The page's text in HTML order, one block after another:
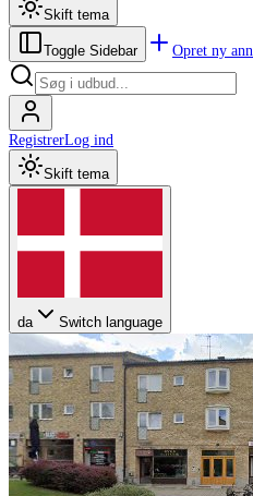
Skift tema
Toggle Sidebar Opret ny
RegistrerLog ind
Skift tema
da Switch language